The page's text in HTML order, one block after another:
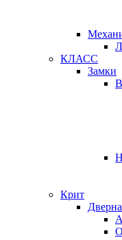
КЛАСС
Замки
Крит